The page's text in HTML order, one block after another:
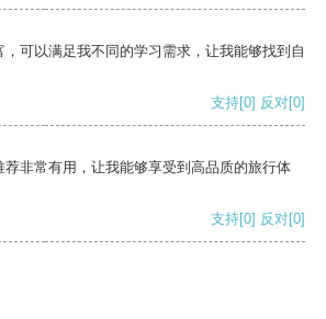
可以满足我不同的学习需求，让我能够找到自
支持[0] 反对[0]
非常有用，让我能够享受到高品质的旅行体
支持[0] 反对[0]